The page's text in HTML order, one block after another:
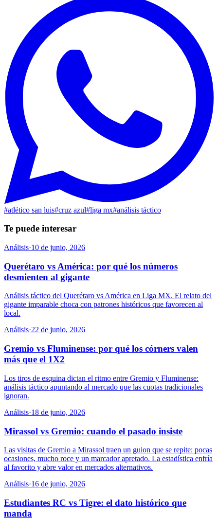
#atlético san luis#cruz azul#liga mx#análisis táctico
Te puede interesar
Análisis·10 de junio, 2026
Querétaro vs América: por qué los números
desmienten al gigante
Análisis táctico del Querétaro vs América en Liga MX. El relato del
gigante imparable choca con patrones históricos que favorecen al
local.
Análisis·22 de junio, 2026
Gremio vs Fluminense: por qué los córners valen
más que el 1X2
Los tiros de esquina dictan el ritmo entre Gremio y Fluminense:
análisis táctico apuntando al mercado que las cuotas tradicionales
ignoran.
Análisis·18 de junio, 2026
Mirassol vs Gremio: cuando el pasado insiste
Las visitas de Gremio a Mirassol traen un guion que se repite: pocas
ocasiones, mucho roce y un marcador apretado. La estadística enfría
al favorito y abre valor en mercados alternativos.
Análisis·16 de junio, 2026
Estudiantes RC vs Tigre: el dato histórico que
manda